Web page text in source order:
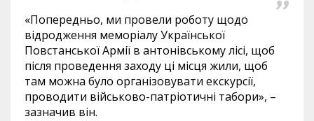
«Попередньо, ми провели роботу щодо
відродження меморіалу Української
Повстанської Армії в антонівському лісі, щоб
після проведення заходу ці місця жили, щоб
там можна було організовувати екскурсії,
проводити військово-патріотичні табори», –
зазначив він.